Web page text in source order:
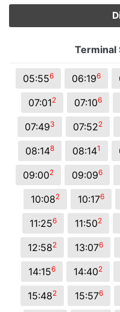
Terminal
05:556 06:196
07:012 07:106
07:493 07:522
08:148 08:141
09:002 09:096
10:082 10:176
11:256 11:502
12:582 13:076
14:156 14:402
15:482 15:576